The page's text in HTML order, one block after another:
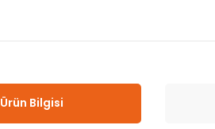
Ürün Bilgisi